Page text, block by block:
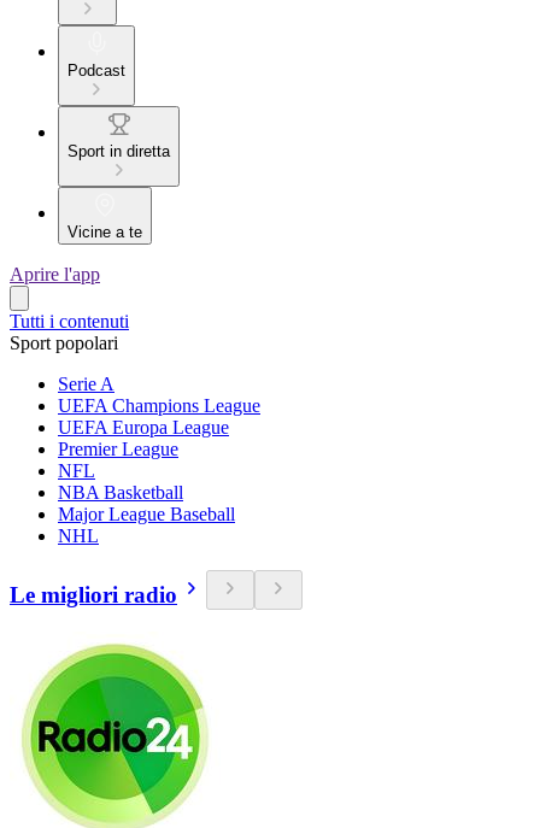
Podcast
Sport in diretta
Vicine a te
Aprire l'app
Tutti i contenuti
Sport popolari
Serie A
UEFA Champions League
UEFA Europa League
Premier League
NFL
NBA Basketball
Major League Baseball
NHL
Le migliori radio